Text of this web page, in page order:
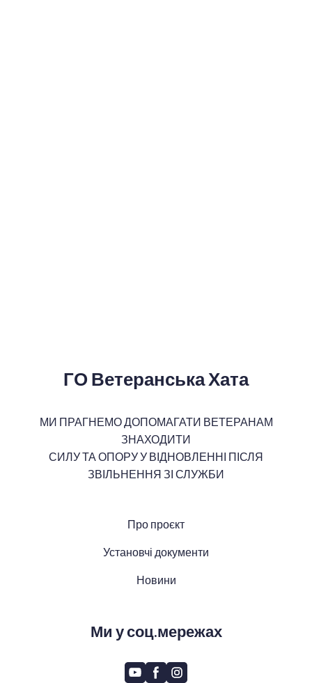
ГО Ветеранська Хата
МИ ПРАГНЕМО ДОПОМАГАТИ ВЕТЕРАНАМ
ЗНАХОДИТИ
СИЛУ ТА ОПОРУ У ВІДНОВЛЕННІ ПІСЛЯ
ЗВІЛЬНЕННЯ ЗІ СЛУЖБИ
Про проєкт
Установчі документи
Новини
Ми у соц.мережах